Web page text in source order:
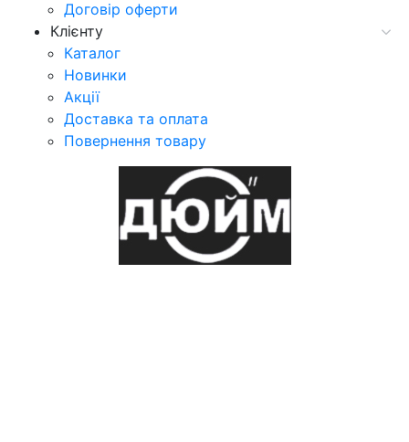
Договір оферти
Клієнту
Каталог
Новинки
Акції
Доставка та оплата
Повернення товару